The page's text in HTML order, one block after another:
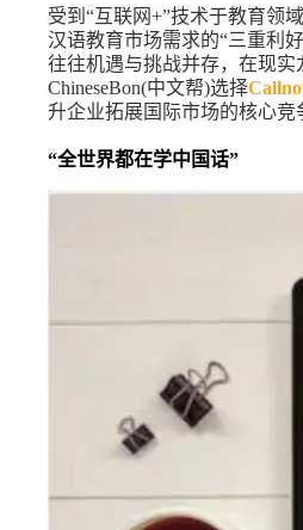
受到“互联网+”技术于教育领
汉语教育市场需求的“三重利
往往机遇与挑战并存，在现
ChineseBon(中文帮)选择
升企业拓展国际市场的核心竞
“全世界都在学中国话”